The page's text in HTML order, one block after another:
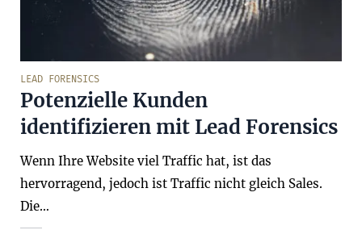
LEAD FORENSICS
Potenzielle Kunden
identifizieren mit Lead Forensics
Wenn Ihre Website viel Traffic hat, ist das
hervorragend, jedoch ist Traffic nicht gleich Sales.
Die…